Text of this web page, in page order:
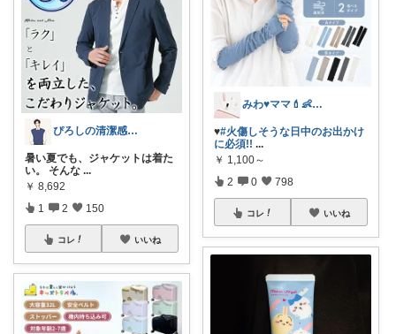
ぴろしの清潔感ラボ🧪
暑い夏でも、ジャケットは着た
い。 そんな ...
￥ 8,692
1 2 150
コレ いいね
みわ♥️ママ💄👶夏かわいい
♥️#火傷しそうな日中のお出かけ
に必須!! ...
￥ 1,100～
2 0 798
コレ いいね